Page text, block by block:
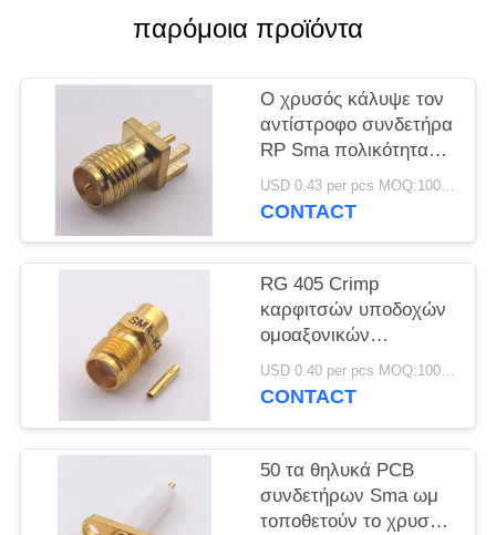
PRIVACYπαρόμοια προϊόντα
Ο χρυσός κάλυψε τον
αντίστροφο συνδετήρα
RP Sma πολικότητας -
συνδετήρας
βουλωμάτων SMA για
USD 0.43 per pcs MOQ:1000 κομμάτια
CONTACT
RG 405 Crimp
καρφιτσών υποδοχών
ομοαξονικών
συνδετήρων SMA/
θηλυκών συνδετήρων
USD 0.40 per pcs MOQ:1000 κομμάτια
CONTACT
50 τα θηλυκά PCB
συνδετήρων Sma ωμ
τοποθετούν το χρυσό